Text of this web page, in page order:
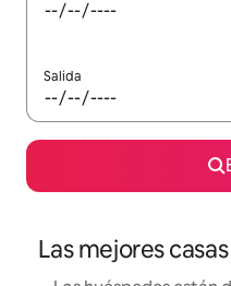
Salida
Las mejores